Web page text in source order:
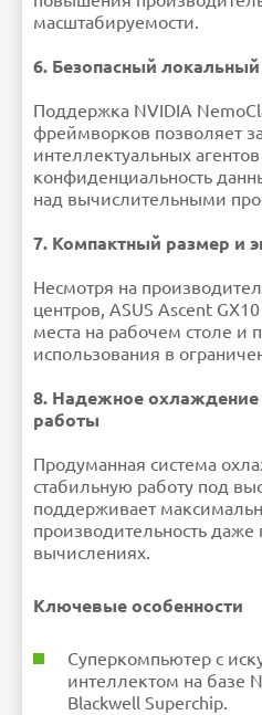
масштабируемости.
6. Безопасный
Поддержка NVIDIA
фреймворков позволяет
интеллектуальных
конфиденциальность
над вычислительными
7. Компактный размер и
Несмотря на
центров, ASUS Ascent
места на рабочем столе и
использования в
8. Надежное
работы
Продуманная система
стабильную работу под
поддерживает
производительность
вычислениях.
Ключевые особенности
Суперкомпьютер с
интеллектом на базе
Blackwell Superchip.